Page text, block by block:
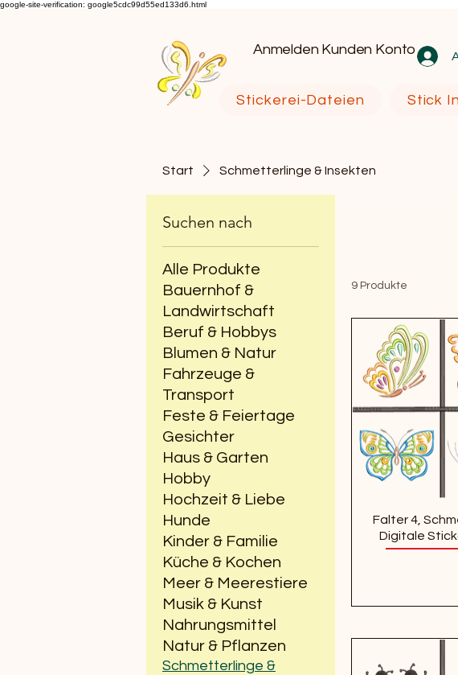
google-site-verification: google5cdc99d55ed133d6.html
Stickerei-Dateien Stick
Anmelden Kunden Konto
Start Schmetterlinge & Insekten
Suchen nach
Alle Produkte
Bauernhof &
Landwirtschaft
Beruf & Hobbys
Blumen & Natur
Fahrzeuge &
Transport
Feste & Feiertage
Gesichter
Haus & Garten
Hobby
Hochzeit & Liebe
Hunde
Kinder & Familie
Küche & Kochen
Meer & Meerestiere
Musik & Kunst
Nahrungsmittel
Natur & Pflanzen
Schmetterlinge &
9 Produkte
Falter 4,
Digitale